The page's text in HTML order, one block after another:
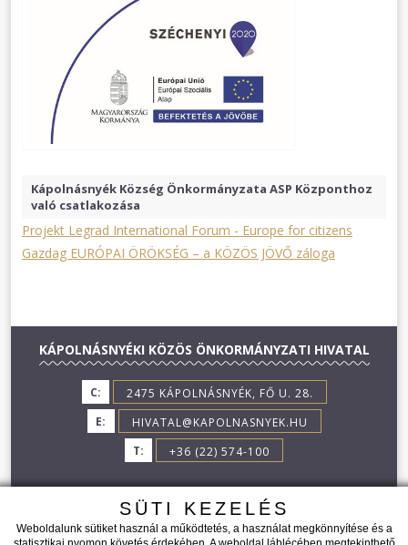
Kápolnásnyék Község Önkormányzata ASP Központhoz
való csatlakozása
Projekt Legrad International Forum - Europe for citizens
Gazdag EURÓPAI ÖRÖKSÉG – a KÖZÖS JÖVŐ záloga
KÁPOLNÁSNYÉKI KÖZÖS ÖNKORMÁNYZATI HIVATAL
C:
2475 KÁPOLNÁSNYÉK, FŐ U. 28.
E:
HIVATAL@KAPOLNASNYEK.HU
T:
+36 (22) 574-100
SÜTI KEZELÉS
Weboldalunk sütiket használ a működtetés, a használat megkönnyítése és a